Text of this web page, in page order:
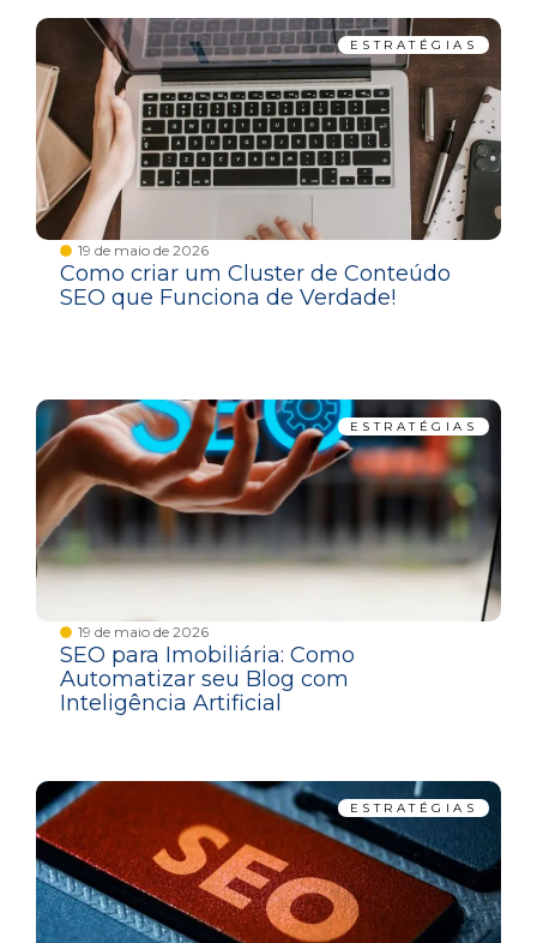
ESTRATÉGIAS
19 de maio de 2026
Como criar um Cluster de Conteúdo
SEO que Funciona de Verdade!
ESTRATÉGIAS
19 de maio de 2026
SEO para Imobiliária: Como
Automatizar seu Blog com
Inteligência Artificial
ESTRATÉGIAS